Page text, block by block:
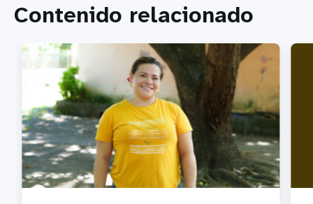
Contenido relacionado